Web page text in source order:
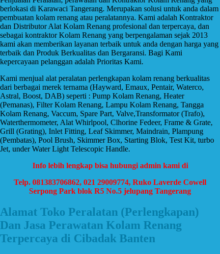
berlokasi di Karawaci Tangerang. Merupakan solusi untuk anda dalam
pembuatan kolam renang atau peralatannya. Kami adalah Kontraktor
dan Distributor Alat Kolam Renang profesional dan terpercaya, dan
sebagai kontraktor Kolam Renang yang berpengalaman sejak 2013
kami akan memberikan layanan terbaik untuk anda dengan harga yang
terbaik dan Produk Berkualitas dan Bergaransi. Bagi Kami
kepercayaan pelanggan adalah Prioritas Kami.
Kami menjual alat peralatan perlengkapan kolam renang berkualitas
dari berbagai merek ternama (Hayward, Emaux, Pentair, Waterco,
Astral, Boost, DAB) seperti : Pump Kolam Renang, Heater
(Pemanas), Filter Kolam Renang, Lampu Kolam Renang, Tangga
Kolam Renang, Vaccum, Spare Part, Valve,Transformator (Trafo),
Waterthermometer, Alat Whirlpool, Clhorine Fedeer, Frame & Grate,
Grill (Grating), Inlet Fitting, Leaf Skimmer, Maindrain, Plampung
(Pembatas), Pool Brush, Skimmer Box, Starting Blok, Test Kit, turbo
Jet, under Water Light Telescopic Handle.
Info lebih lengkap bisa hubungi admin kami di
Telp. 081383706862, 021 29009774, Ruko Laverde Cowell
Serpong Park blok R5 No.5 jelupang Tangerang
Alamat Toko Peralatan (Perlengkapan)
Dan Jasa Perawatan Kolam Renang
Terpercaya di Cibadak Banten